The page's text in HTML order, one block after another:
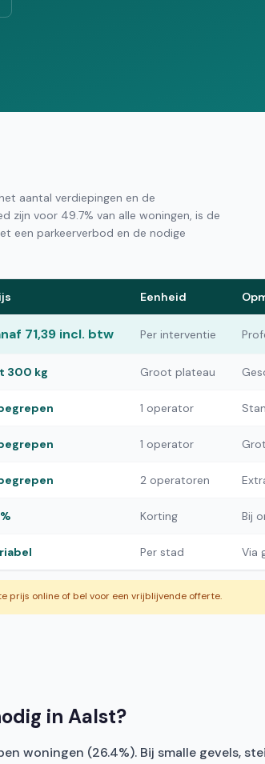
aantal verdiepingen en de
zijn voor 49.7% van alle woningen, is de
een parkeerverbod en de nodige
Eenheid
71,39 incl. btw Per interventie
300 kg Groot plateau
1 operator
1 operator
2 operatoren
Korting Bij
Per stad Via
prijs online of bel voor een vrijblijvende offerte.
in Aalst?
woningen (26.4%). Bij smalle gevels,